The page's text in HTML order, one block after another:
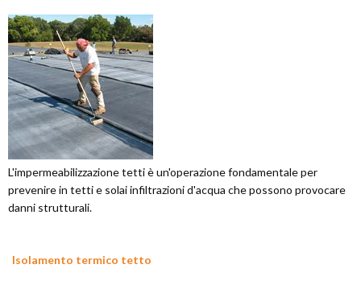
L'impermeabilizzazione tetti è un'operazione fondamentale per
prevenire in tetti e solai infiltrazioni d'acqua che possono provocare
danni strutturali.
Isolamento termico tetto